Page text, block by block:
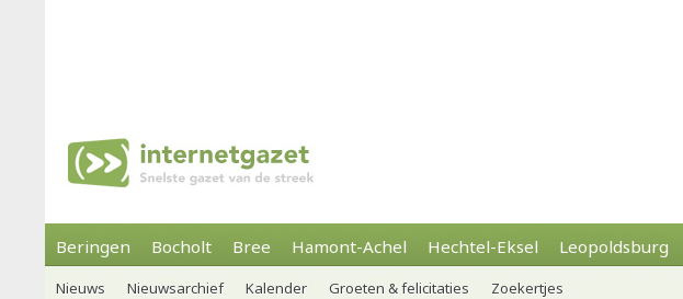
Beringen Bocholt Bree Hamont-Achel Hechtel-Eksel Leopoldsburg
Nieuws Nieuwsarchief Kalender Groeten & felicitaties Zoekertjes